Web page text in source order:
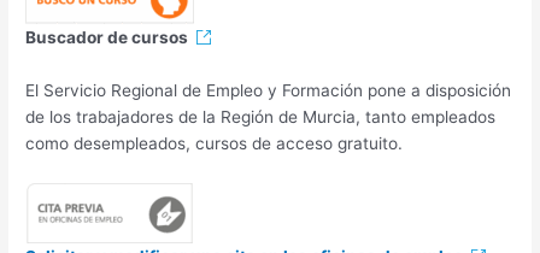
Buscador de cursos
El Servicio Regional de Empleo y Formación pone a disposición
de los trabajadores de la Región de Murcia, tanto empleados
como desempleados, cursos de acceso gratuito.